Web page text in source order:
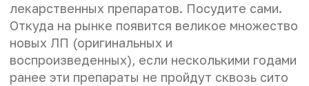
лекарственных препаратов. Посудите сами.
Откуда на рынке появится великое множество
новых ЛП (оригинальных и
воспроизведенных), если несколькими годами
ранее эти препараты не пройдут сквозь сито